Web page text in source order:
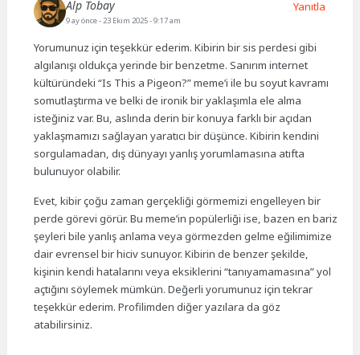
Alp Tobay
9 ay önce- 23 Ekim 2025 - 9:17 am
Yorumunuz için teşekkür ederim. Kibirin bir sis perdesi gibi
algılanışı oldukça yerinde bir benzetme. Sanırım internet
kültüründeki “Is This a Pigeon?” meme’i ile bu soyut kavramı
somutlaştırma ve belki de ironik bir yaklaşımla ele alma
isteğiniz var. Bu, aslında derin bir konuya farklı bir açıdan
yaklaşmamızı sağlayan yaratıcı bir düşünce. Kibirin kendini
sorgulamadan, dış dünyayı yanlış yorumlamasına atıfta
bulunuyor olabilir.
Evet, kibir çoğu zaman gerçekliği görmemizi engelleyen bir
perde görevi görür. Bu meme’in popülerliği ise, bazen en bariz
şeyleri bile yanlış anlama veya görmezden gelme eğilimimize
dair evrensel bir hiciv sunuyor. Kibirin de benzer şekilde,
kişinin kendi hatalarını veya eksiklerini “tanıyamamasına” yol
açtığını söylemek mümkün. Değerli yorumunuz için tekrar
teşekkür ederim. Profilimden diğer yazılara da göz
atabilirsiniz.
Yanıtla